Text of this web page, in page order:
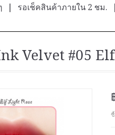
รอเช็คสินค้าภายใน 2 ชม.
Velvet #05